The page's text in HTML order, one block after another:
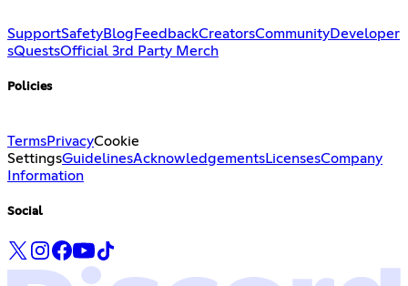
SupportSafetyBlog FeedbackCreatorsCommunityDeveloper
sQuestsOfficial 3rd Party Merch
Policies
TermsPrivacyCookie
SettingsGuidelinesAcknowledgementsLicensesCompany
Information
Social